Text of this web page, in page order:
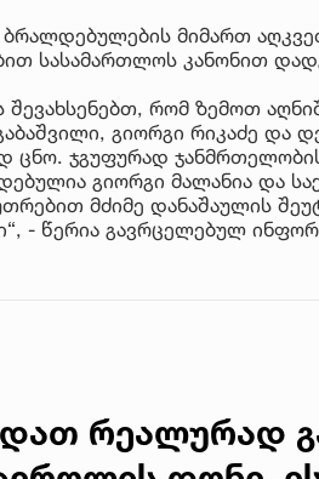
მიმართ
სასამართლოს კანონით
შევახსენებთ, რომ ზემოთ
გიორგი რიკაძე და
ცნო. ჯგუფურად
გიორგი მალანია და
მძიმე დანაშაულის
- წერია გავრცელებულ
რეალურად